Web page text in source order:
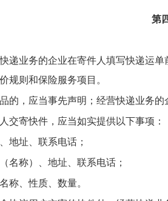
第
业务的企业在寄件人填写快递运单
规则和保险服务项目。
的，应当事先声明；经营快递业务
寄快件，应当如实提供以下事项：
地址、联系电话；
名称）、地址、联系电话；
称、性质、数量。